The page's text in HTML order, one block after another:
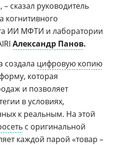
сказал руководитель
когнитивного
ИИ МФТИ и лаборатории
Александр Панов.
создала цифровую копию
которая
и позволяет
в условиях,
к реальным. На этой
с оригинальной
каждой парой «товар –